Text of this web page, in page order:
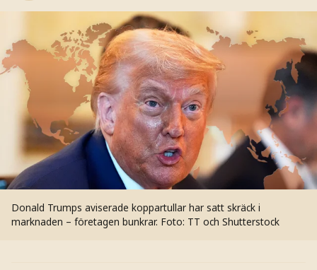
Donald Trumps aviserade koppartullar har satt skräck i
marknaden – företagen bunkrar. Foto: TT och Shutterstock